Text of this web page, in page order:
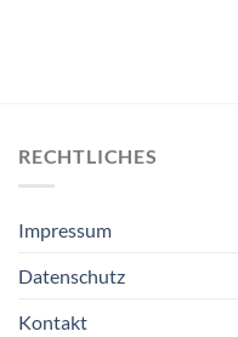
RECHTLICHES
Impressum
Datenschutz
Kontakt